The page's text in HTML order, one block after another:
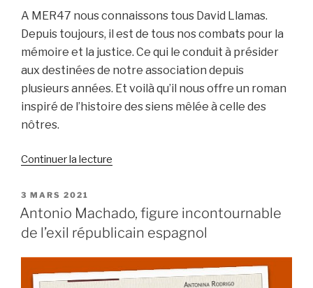
A MER47 nous connaissons tous David Llamas.
Depuis toujours, il est de tous nos combats pour la
mémoire et la justice. Ce qui le conduit à présider
aux destinées de notre association depuis
plusieurs années. Et voilà qu’il nous offre un roman
inspiré de l’histoire des siens mêlée à celle des
nôtres.
Continuer la lecture
la
Liberté »,
livre
pour
PUBLIÉ
LE
3 MARS 2021
Antonio Machado, figure incontournable
de l’exil républicain espagnol